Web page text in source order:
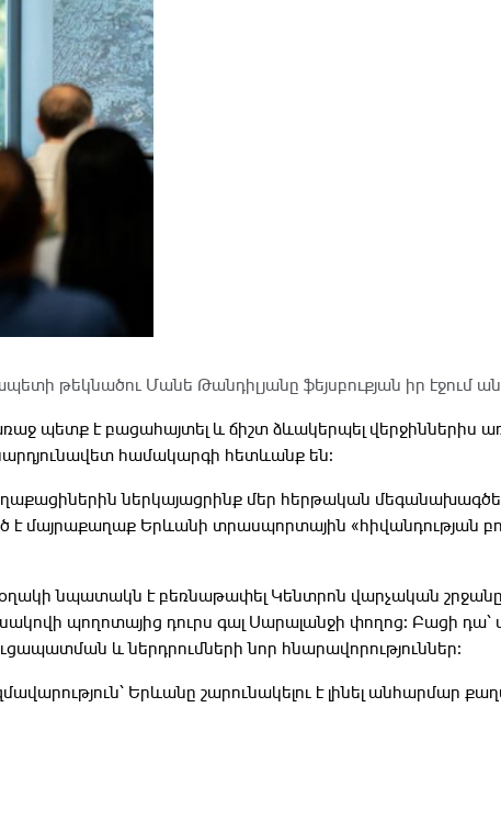
թեկնածու Մանե Թանդիլյանը ֆեյսբուքյան իր էջում
պետք է բացահայտել և ճիշտ ձևակերպել
համակարգի հետևանք են։
ներկայացրինք մեր հերթական
է մայրաքաղաք Երևանի տրասպորտային «հիվանդության
օղակի նպատակն է բեռնաթափել Կենտրոն վարչական
պողոտայից դուրս գալ Սարալանջի փողոց։ Բացի դա՝
և ներդրումների նոր հնարավորություններ։
Երևանը շարունակելու է լինել անհարմար